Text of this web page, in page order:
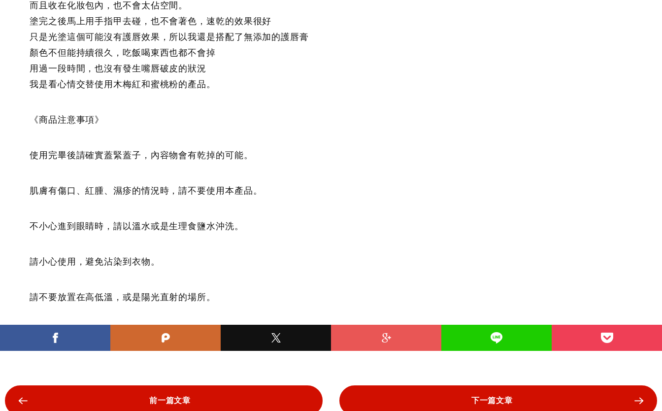
而且收在化妝包內，也不會太佔空間。
塗完之後馬上用手指甲去碰，也不會著色，速乾的效果很好
只是光塗這個可能沒有護唇效果，所以我還是搭配了無添加的護唇膏
顏色不但能持續很久，吃飯喝東西也都不會掉
用過一段時間，也沒有發生嘴唇破皮的狀況
我是看心情交替使用木梅紅和蜜桃粉的產品。
《商品注意事項》
使用完畢後請確實蓋緊蓋子，內容物會有乾掉的可能。
肌膚有傷口、紅腫、濕疹的情況時，請不要使用本產品。
不小心進到眼睛時，請以溫水或是生理食鹽水沖洗。
請小心使用，避免沾染到衣物。
請不要放置在高低溫，或是陽光直射的場所。
前一篇文章 下一篇文章